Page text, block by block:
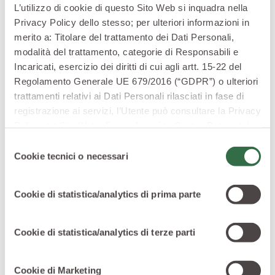
L’utilizzo di cookie di questo Sito Web si inquadra nella
Privacy Policy dello stesso; per ulteriori informazioni in
merito a: Titolare del trattamento dei Dati Personali,
modalità del trattamento, categorie di Responsabili e
Incaricati, esercizio dei diritti di cui agli artt. 15-22 del
Regolamento Generale UE 679/2016 (“GDPR”) o ulteriori
trattamenti relativi ai Dati Personali rilasciati in fase di
registrazione ai servizi, l’Utente può consultare la Privacy
specifiche per i servizi forniti tramite il Sito Web.
delCookie tecnici o necessari
Cookie di statistica/analytics di prima parte
Cookie di statistica/analytics di terze parti
Cookie di Marketing
Qualità garantita IGP
che il
carciofo mammolaè stato insignito del marchio
IGP, onorificenza che dimostra come la qualità del
questo viene coltivato.